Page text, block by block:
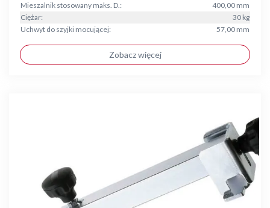
Mieszalnik stosowany maks. D.:
400,00 mm
Ciężar:
30 kg
Uchwyt do szyjki mocującej:
57,00 mm
Zobacz więcej